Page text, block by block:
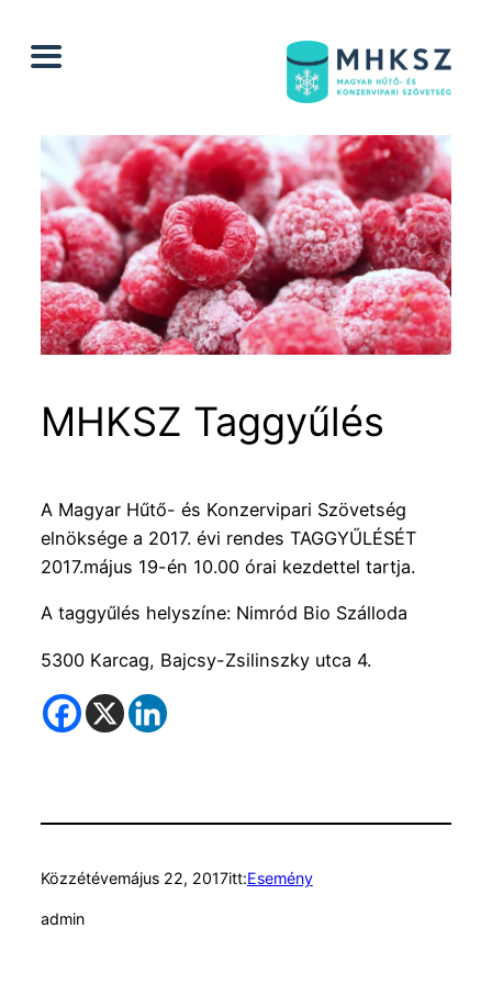
MHKSZ Taggyűlés
A Magyar Hűtő- és Konzervipari Szövetség
elnöksége a 2017. évi rendes TAGGYŰLÉSÉT
2017.május 19-én 10.00 órai kezdettel tartja.
A taggyűlés helyszíne: Nimród Bio Szálloda
5300 Karcag, Bajcsy-Zsilinszky utca 4.
Közzétévemájus 22, 2017itt:Esemény
admin